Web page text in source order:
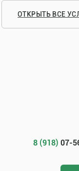
ОТКРЫТЬ ВСЕ
8 (918) 07-